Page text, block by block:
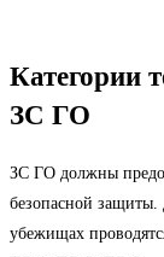
Категории
ЗС ГО
ЗС ГО должны
безопасной
убежищах